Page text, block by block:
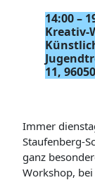
14:00 –
Kreativ-
11,
Immer
Staufenberg-
ganz
Workshop,